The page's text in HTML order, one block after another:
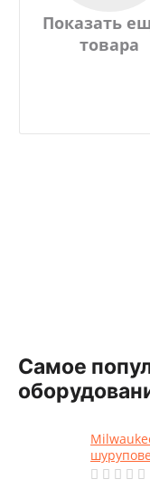
Показать
товара
Самое